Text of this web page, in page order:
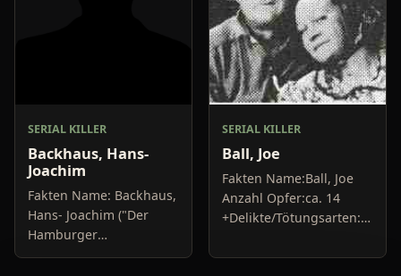
SERIAL KILLER
Backhaus, Hans-
Joachim
Fakten Name: Backhaus,
Hans- Joachim ("Der
Hamburger
Maskenmann",
SERIAL KILLER
Ball, Joe
Fakten Name:Ball, Joe
Anzahl Opfer:ca. 14
+Delikte/Tötungsarten:Er
an seine Aligatoren